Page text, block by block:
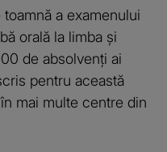
a examenului
orală la limba și
de absolvenți ai
pentru această
mai multe centre din